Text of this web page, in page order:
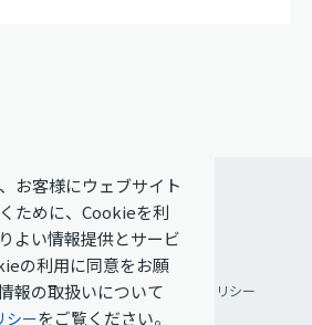
お客様にウェブサイト
ために、Cookieを利
よい情報提供とサービ
の利用に同意をお願
報の取扱いについて
シーをご覧ください。
保護方針 ソーシャルメディアポリシー